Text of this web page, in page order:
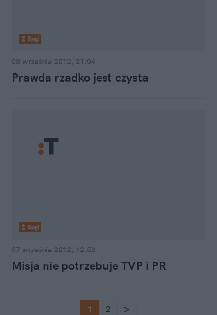
Blogi
08 września 2012, 21:04
Prawda rzadko jest czysta
Blogi
07 września 2012, 12:53
Misja nie potrzebuje TVP i PR
1 2 >